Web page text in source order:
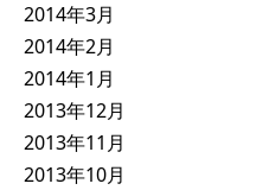
2014年3月
2014年2月
2014年1月
2013年12月
2013年11月
2013年10月